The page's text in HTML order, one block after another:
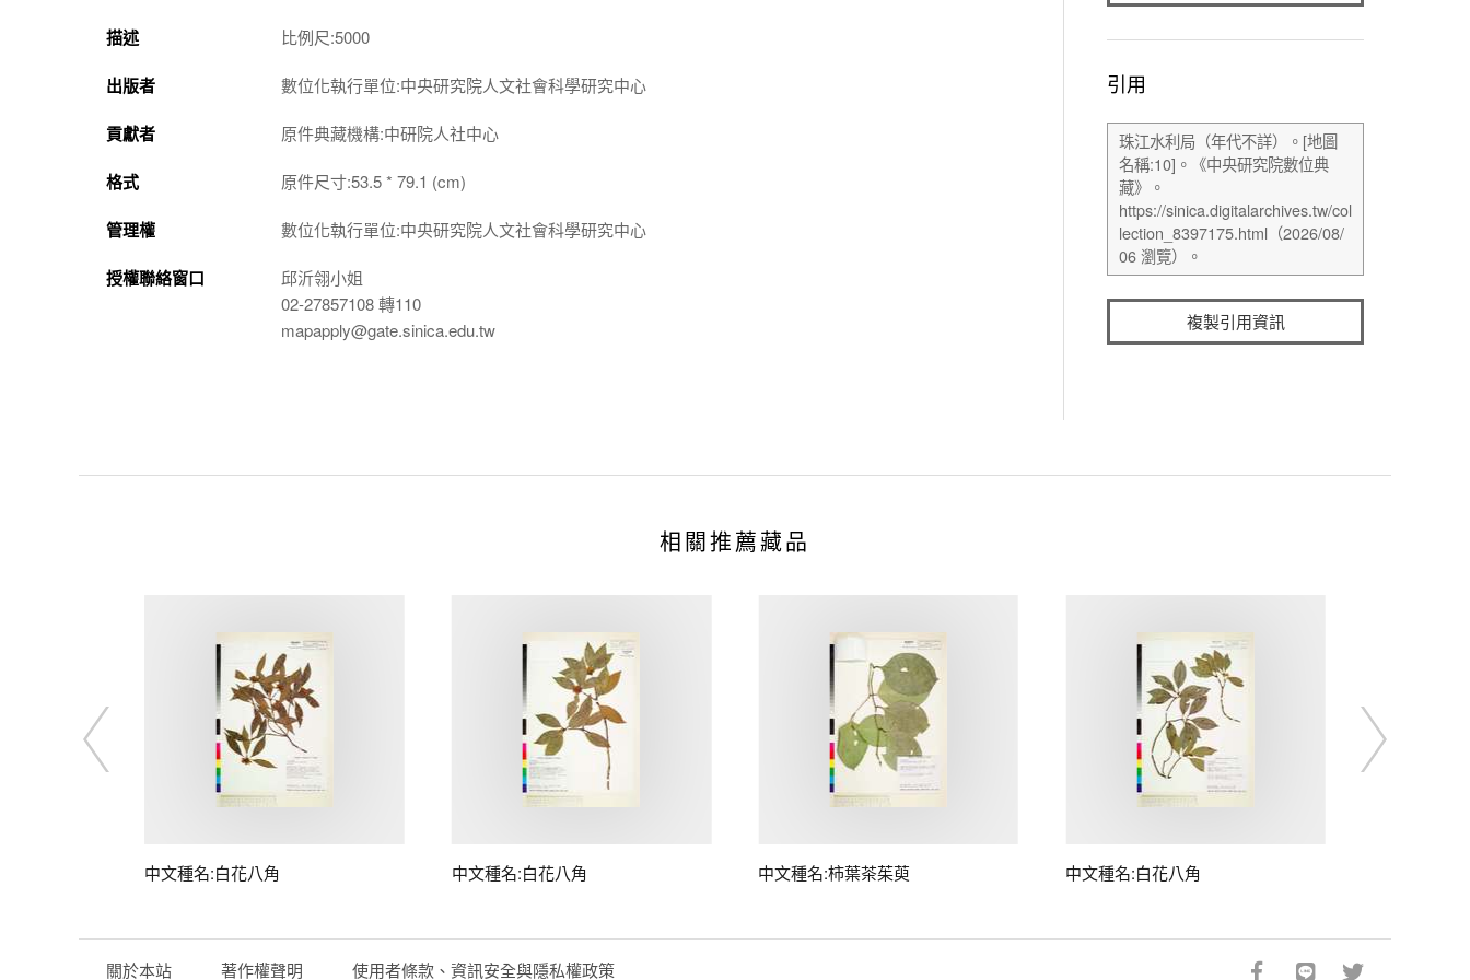
描述
比例尺:5000
出版者 數位化執行單位:中央研究院人文社會科學研究中心
貢獻者 原件典藏機構:中研院人社中心
格式 原件尺寸:53.5 * 79.1 (cm)
管理權 數位化執行單位:中央研究院人文社會科學研究中心
授權聯絡窗口
邱沂翎小姐
02-27857108 轉110
mapapply@gate.sinica.edu.tw
引用
複製引用資訊
相關推薦藏品
中文種名:白花八角 中文種名:白花八角 中文種名:柿葉茶茱萸 中文種名:白花八角
關於本站 著作權聲明 使用者條款、資訊安全與隱私權政策